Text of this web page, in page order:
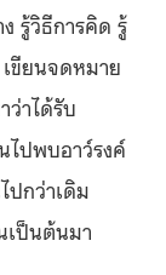
รู้วิธีการคิด รู้
ขียนจดหมาย
าได้รับ
ไปพบอาว์รงค์
ปกว่าเดิม
เป็นต้นมา